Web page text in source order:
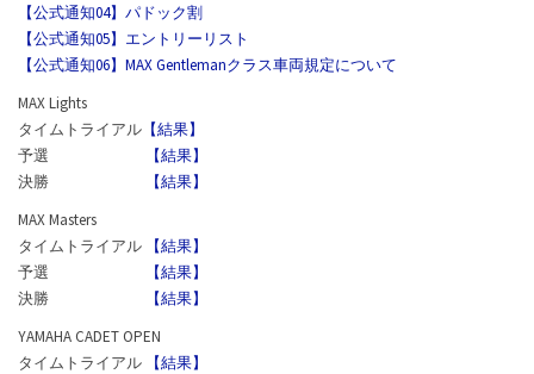
【公式通知04】パドック割
【公式通知05】エントリーリスト
【公式通知06】MAX Gentlemanクラス車両規定について
MAX Lights
タイムトライアル 【結果】
予選
【結果】
決勝
【結果】
MAX Masters
タイムトライアル
【結果】
予選
【結果】
決勝
【結果】
YAMAHA CADET OPEN
タイムトライアル
【結果】